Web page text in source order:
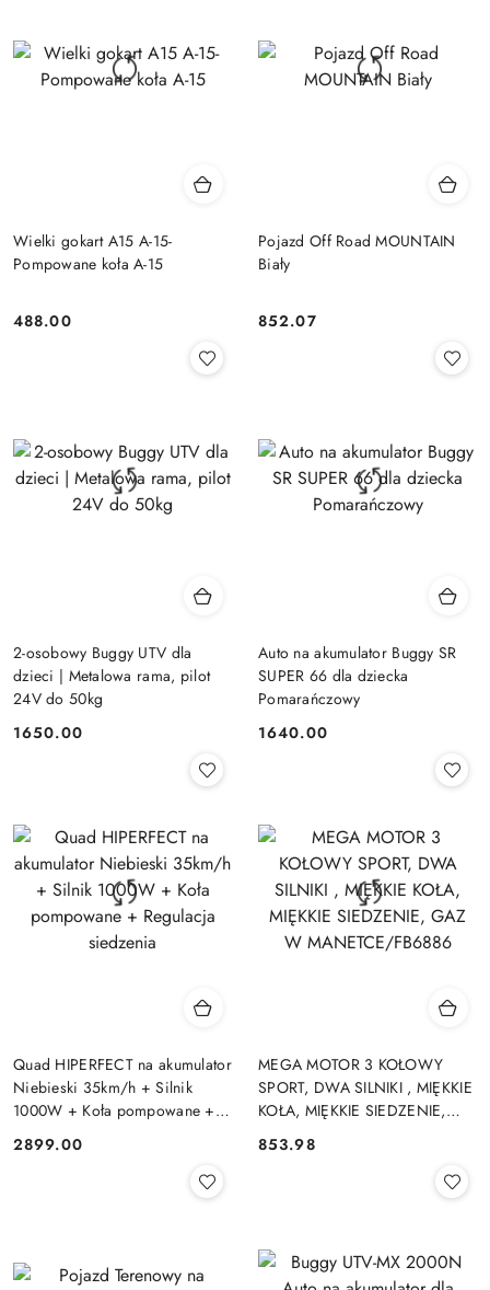
Wielki gokart A15 A-15-
Pompowane koła A-15
Cena:
488.00
Pojazd Off Road MOUNTAIN
Biały
Cena:
852.07
2-osobowy Buggy UTV dla
dzieci | Metalowa rama, pilot
24V do 50kg
Cena:
1650.00
Auto na akumulator Buggy SR
SUPER 66 dla dziecka
Pomarańczowy
Cena:
1640.00
Quad HIPERFECT na akumulator
Niebieski 35km/h + Silnik
1000W + Koła pompowane +
Regulacja siedzenia
Cena:
2899.00
MEGA MOTOR 3 KOŁOWY
SPORT, DWA SILNIKI , MIĘKKIE
KOŁA, MIĘKKIE SIEDZENIE,
GAZ W MANETCE/FB6886
Cena:
853.98